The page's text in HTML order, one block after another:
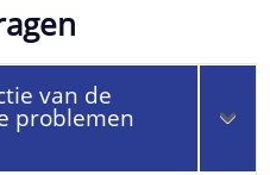
van de
problemen